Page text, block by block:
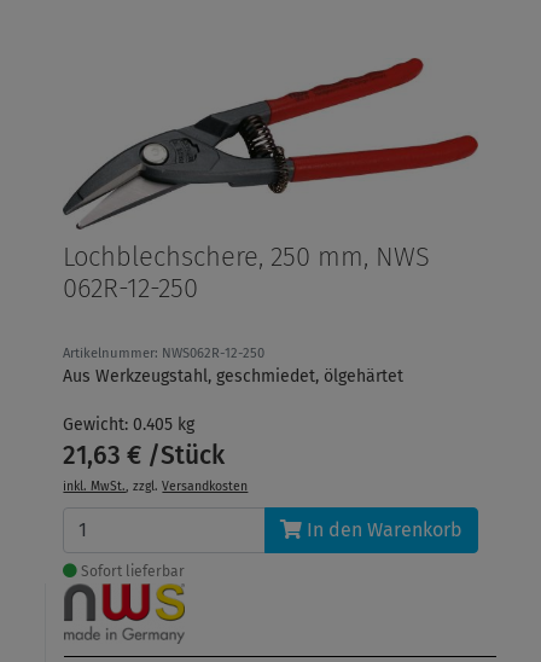
Lochblechschere, 250 mm, NWS
062R-12-250
Artikelnummer: NWS062R-12-250
Aus Werkzeugstahl, geschmiedet, ölgehärtet
Gewicht: 0.405 kg
21,63 € /Stück
inkl. MwSt., zzgl.Versandkosten
In den Warenkorb
Sofort lieferbar